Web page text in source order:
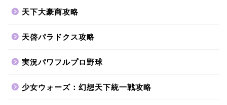
天下大豪商攻略
天啓パラドクス攻略
実況パワフルプロ野球
少女ウォーズ：幻想天下統一戦攻略